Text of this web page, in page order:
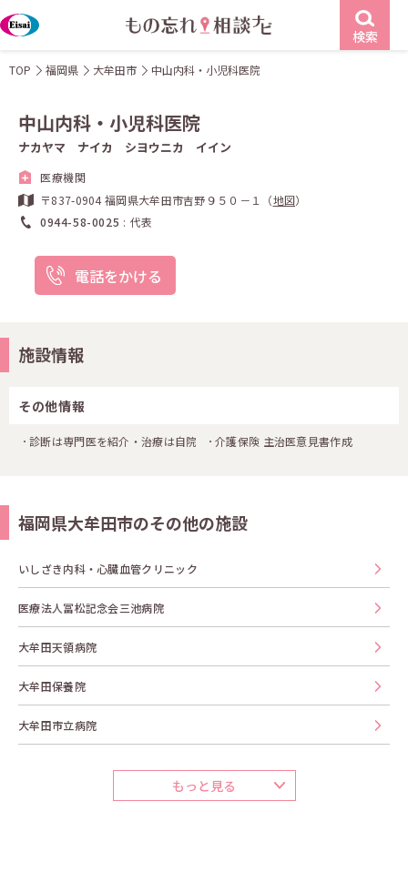
検索
TOP 福岡県 大牟田市 中山内科・小児科医院
中山内科・小児科医院
ナカヤマ ナイカ シヨウニカ イイン
医療機関
〒837-0904 福岡県大牟田市吉野９５０－１（地図）
0944-58-0025
代表
電話をかける
施設情報
その他情報
診断は専門医を紹介・治療は自院 介護保険 主治医意見書作成
福岡県大牟田市のその他の施設
いしざき内科・心臓血管クリニック
医療法人冨松記念会三池病院
大牟田天領病院
大牟田保養院
大牟田市立病院
もっと見る